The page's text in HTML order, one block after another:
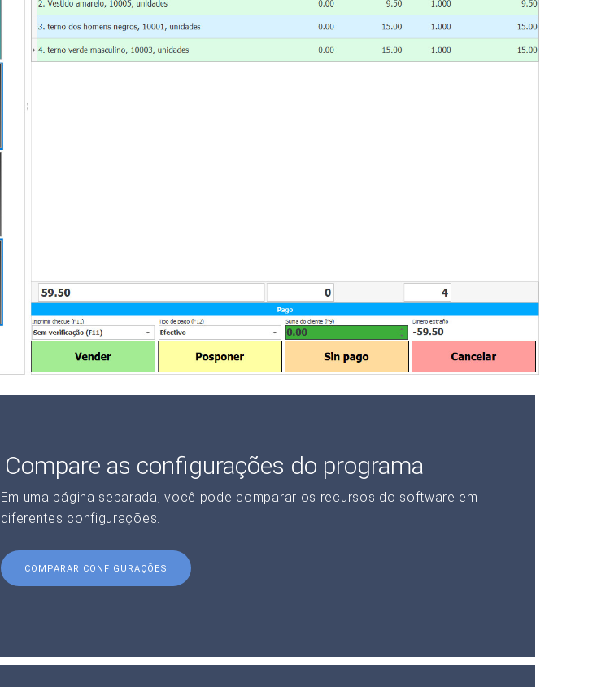
Compare as configurações do programa
Em uma página separada, você pode comparar os recursos do software em
diferentes configurações.
COMPARAR CONFIGURAÇÕES